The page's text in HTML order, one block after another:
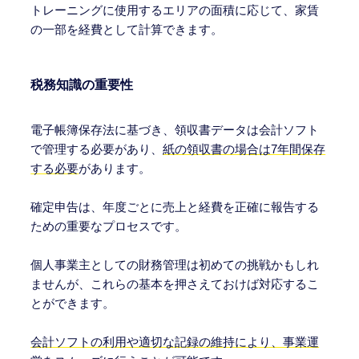
トレーニングに使用するエリアの面積に応じて、家賃
の一部を経費として計算できます。
税務知識の重要性
電子帳簿保存法に基づき、領収書データは会計ソフト
で管理する必要があり、紙の領収書の場合は7年間保存
する必要があります。
確定申告は、年度ごとに売上と経費を正確に報告する
ための重要なプロセスです。
個人事業主としての財務管理は初めての挑戦かもしれ
ませんが、これらの基本を押さえておけば対応するこ
とができます。
会計ソフトの利用や適切な記録の維持により、事業運